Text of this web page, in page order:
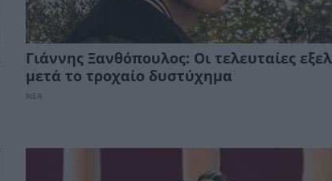
Γιάννης Ξανθόπουλος: Οι τελευταίες
μετά το τροχαίο δυστύχημα
ΝΕΑ